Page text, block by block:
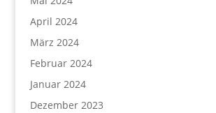
April 2024
März 2024
Februar 2024
Januar 2024
Dezember 2023